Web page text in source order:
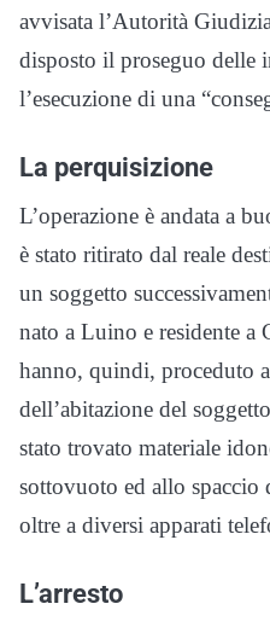
avvisata l’Autorità
disposto il proseguo delle
l’esecuzione di una
La perquisizione
L’operazione è andata a
è stato ritirato dal reale
un soggetto
nato a Luino e residente a
hanno, quindi, proceduto
dell’abitazione del
stato trovato materiale
sottovuoto ed allo spaccio
oltre a diversi apparati
L’arresto